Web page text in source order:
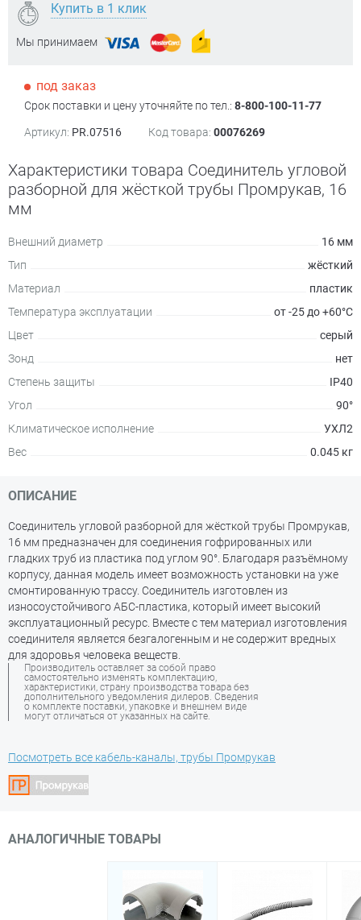
Купить в 1 клик
Мы принимаем
под заказ
Срок поставки и цену уточняйте по тел.: 8-800-100-11-77
Артикул: PR.07516 Код товара: 00076269
Характеристики товара Соединитель угловой
разборной для жёсткой трубы Промрукав, 16
мм
Внешний диаметр
16 мм
Тип
жёсткий
Материал
пластик
Температура эксплуатации
от -25 до +60°C
Цвет
серый
Зонд
нет
Степень защиты
IP40
Угол
90°
Климатическое исполнение
УХЛ2
Вес
0.045 кг
ОПИСАНИЕ
Соединитель угловой разборной для жёсткой трубы Промрукав,
16 мм предназначен для соединения гофрированных или
гладких труб из пластика под углом 90°. Благодаря разъёмному
корпусу, данная модель имеет возможность установки на уже
смонтированную трассу. Соединитель изготовлен из
износоустойчивого АБС-пластика, который имеет высокий
эксплуатационный ресурс. Вместе с тем материал изготовления
соединителя является безгалогенным и не содержит вредных
для здоровья человека веществ.
Производитель оставляет за собой право
самостоятельно изменять комплектацию,
характеристики, страну производства товара без
дополнительного уведомления дилеров. Сведения
о комплекте поставки, упаковке и внешнем виде
могут отличаться от указанных на сайте.
Посмотреть все кабель-каналы, трубы Промрукав
АНАЛОГИЧНЫЕ ТОВАРЫ